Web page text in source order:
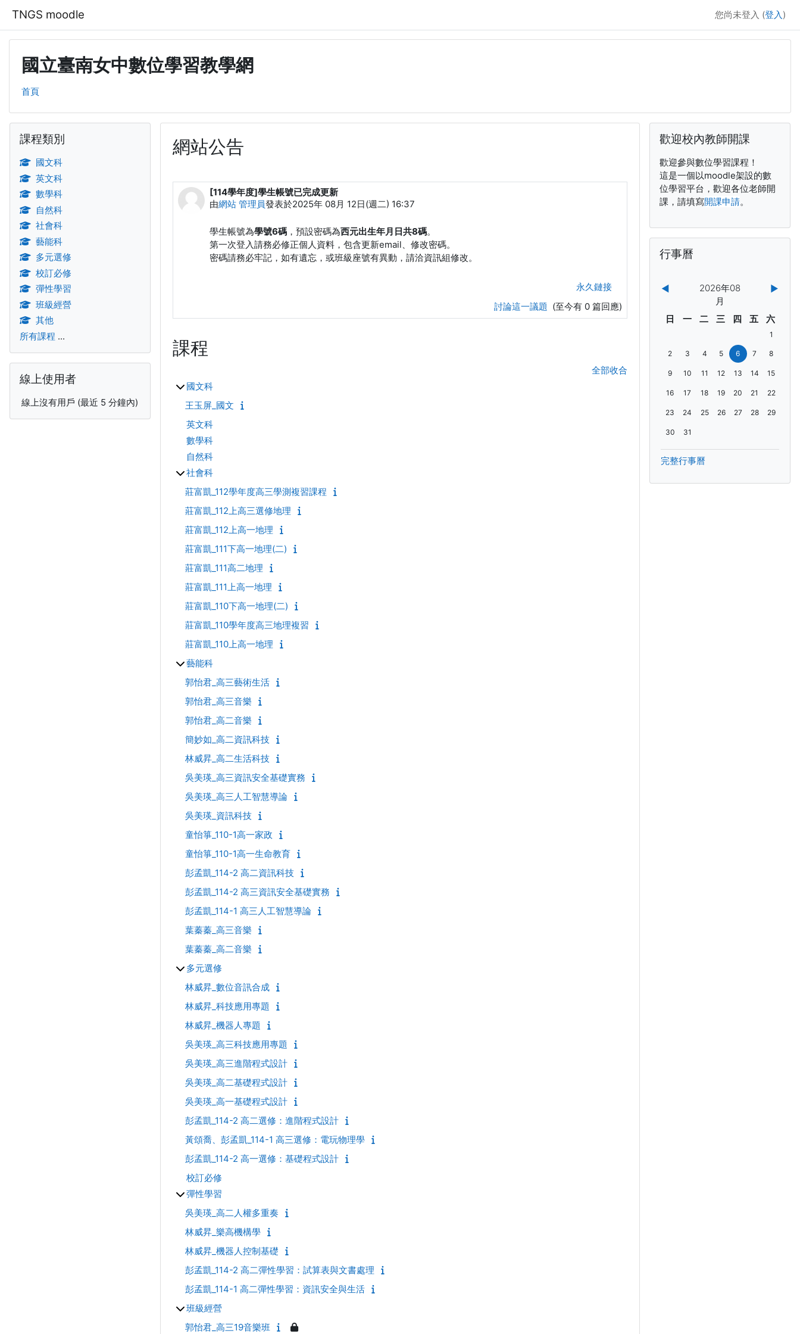
TNGS moodle 您尚未登入 (登入)
國立臺南女中數位學習教學網
首頁
網站公告
[114學年度]學生帳號已完成更新
由網站 管理員發表於2025年 08月 12日(週二) 16:37
學生帳號為學號6碼，預設密碼為西元出生年月日共8碼。
第一次登入請務必修正個人資料，包含更新email、修改密碼。
密碼請務必牢記，如有遺忘，或班級座號有異動，請洽資訊組修改。
永久鏈接
討論這一議題 (至今有 0 篇回應)
課程
全部收合
國文科
王玉屏_國文
英文科
數學科
自然科
社會科
莊富凱_112學年度高三學測複習課程
莊富凱_112上高三選修地理
莊富凱_112上高一地理
莊富凱_111下高一地理(二)
莊富凱_111高二地理
莊富凱_111上高一地理
莊富凱_110下高一地理(二)
莊富凱_110學年度高三地理複習
莊富凱_110上高一地理
藝能科
郭怡君_高三藝術生活
郭怡君_高三音樂
郭怡君_高二音樂
簡妙如_高二資訊科技
林威昇_高二生活科技
吳美瑛_高三資訊安全基礎實務
吳美瑛_高三人工智慧導論
吳美瑛_資訊科技
童怡箏_110-1高一家政
童怡箏_110-1高一生命教育
彭孟凱_114-2 高二資訊科技
彭孟凱_114-2 高三資訊安全基礎實務
彭孟凱_114-1 高三人工智慧導論
葉蓁蓁_高三音樂
葉蓁蓁_高二音樂
多元選修
林威昇_數位音訊合成
林威昇_科技應用專題
林威昇_機器人專題
吳美瑛_高三科技應用專題
吳美瑛_高三進階程式設計
吳美瑛_高二基礎程式設計
吳美瑛_高一基礎程式設計
彭孟凱_114-2 高二選修：進階程式設計
黃頌喬、彭孟凱_114-1 高三選修：電玩物理學
彭孟凱_114-2 高一選修：基礎程式設計
校訂必修
彈性學習
吳美瑛_高二人權多重奏
林威昇_樂高機構學
林威昇_機器人控制基礎
彭孟凱_114-2 高二彈性學習：試算表與文書處理
彭孟凱_114-1 高二彈性學習：資訊安全與生活
班級經營
郭怡君_高三19音樂班
區塊
課程類別
國文科
英文科
數學科
自然科
社會科
藝能科
多元選修
校訂必修
彈性學習
班級經營
其他
所有課程 ...
線上使用者
線上沒有用戶 (最近 5 分鐘內)
補充內容區塊
歡迎校內教師開課
歡迎參與數位學習課程！
這是一個以moodle架設的數
位學習平台，歡迎各位老師開
課，請填寫開課申請。
行事曆
◀︎
2026年08
月
▶︎
星期日
日 星期一
一 星期二
二 星期三
三 星期四
四 星期五
五 星期六
六
08月 1日
1
08月 2日 星期日，沒有事件
2 08月 3日 星期一，沒有事件
3 08月 4日 星期二，沒有事件
4 08月 5日 星期三，沒有事件
5 08月 6日 星期四，沒
6 08月 7日 星期五
7 08月 8日
8
08月 9日 星期日，沒有事件
9 08月 10日 星期一，沒有事件
10 08月 11日 星期二，沒有事件
11 08月 12日 星期三，沒有事
12 08月 13日 星期四，
13 08月 14日 星期
14 08月 15日
15
08月 16日 星期日，沒有事件
16 08月 17日 星期一，沒有事件
17 08月 18日 星期二，沒有事件
18 08月 19日 星期三，沒有事
19 08月 20日 星期四，
20 08月 21日 星期
21 08月 22日
22
08月 23日 星期日，沒有事件
23 08月 24日 星期一，沒有事件
24 08月 25日 星期二，沒有事件
25 08月 26日 星期三，沒有事
26 08月 27日 星期四，
27 08月 28日 星期
28 08月 29日
29
08月 30日 星期日，沒有事件
30 08月 31日 星期一，沒有事件
31
完整行事曆